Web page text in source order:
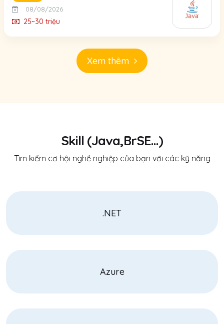
08/08/2026
25~30 triệu
Xem thêm
Skill (Java,BrSE...)
Tìm kiếm cơ hội nghề nghiệp của bạn với các kỹ năng
.NET
Azure